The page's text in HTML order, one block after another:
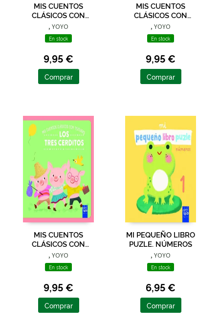
MIS CUENTOS
CLÁSICOS CON
TEXTURAS.
CAPERUCITA ROJA
, YOYO
En stock
9,95 €
Comprar
MIS CUENTOS
CLÁSICOS CON
TEXTURAS. EL LIBRO
DE LA SELVA
, YOYO
En stock
9,95 €
Comprar
MIS CUENTOS
CLÁSICOS CON
TEXTURAS. LOS TRES
CERDITOS
, YOYO
En stock
9,95 €
Comprar
MI PEQUEÑO LIBRO
PUZLE. NÚMEROS
, YOYO
En stock
6,95 €
Comprar